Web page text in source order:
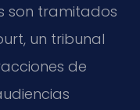
son tramitados
un tribunal
de